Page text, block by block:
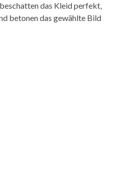
das Kleid perfekt,
betonen das gewählte Bild